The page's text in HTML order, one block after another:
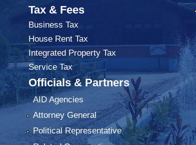
Tax & Fees
Business Tax
House Rent Tax
Integrated Property Tax
Service Tax
Officials & Partners
AID Agencies
Attorney General
Political Representative